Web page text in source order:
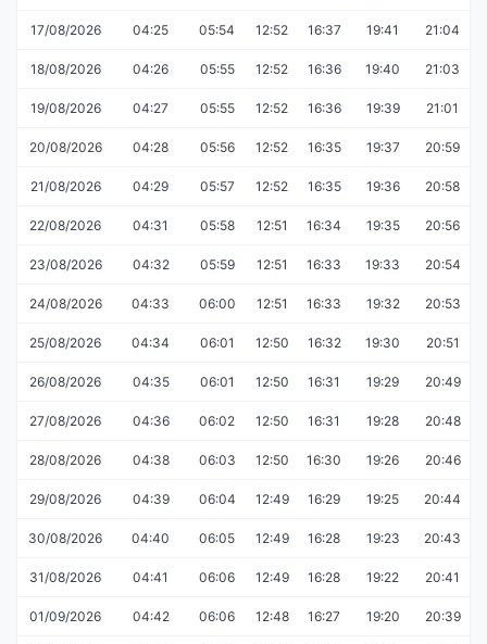
17/08/2026 04:25 05:54 12:52 16:37 19:41 21:04
18/08/2026 04:26 05:55 12:52 16:36 19:40 21:03
19/08/2026 04:27 05:55 12:52 16:36 19:39 21:01
20/08/2026 04:28 05:56 12:52 16:35 19:37 20:59
21/08/2026 04:29 05:57 12:52 16:35 19:36 20:58
22/08/2026 04:31 05:58 12:51 16:34 19:35 20:56
23/08/2026 04:32 05:59 12:51 16:33 19:33 20:54
24/08/2026 04:33 06:00 12:51 16:33 19:32 20:53
25/08/2026 04:34 06:01 12:50 16:32 19:30 20:51
26/08/2026 04:35 06:01 12:50 16:31 19:29 20:49
27/08/2026 04:36 06:02 12:50 16:31 19:28 20:48
28/08/2026 04:38 06:03 12:50 16:30 19:26 20:46
29/08/2026 04:39 06:04 12:49 16:29 19:25 20:44
30/08/2026 04:40 06:05 12:49 16:28 19:23 20:43
31/08/2026 04:41 06:06 12:49 16:28 19:22 20:41
01/09/2026 04:42 06:06 12:48 16:27 19:20 20:39